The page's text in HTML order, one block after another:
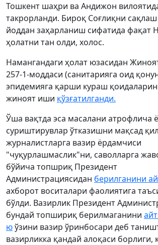
Тошкент шаҳри ва Андижон
такрорланди. Бироқ Соғлиқни
йоддан заҳарланиш сифатида фақат
ҳолатни тан олди, холос.
Намангандаги ҳолат юзасидан
257-1-моддаси (санитарияга оид
эпидемияга қарши кураш
жиноят иши қўзғатилганди.
Ўша вақтда эса масалани атрофлича
суриштирувлар ўтказишни мақсад
журналистларга вазир ёрдамчиси
"чуқурлашмаслик"ни, саволларга
бўйича топшриқ Президент
Администрациясидан берилганини
ахборот воситалари фаолиятига
бўлди. Вазирлик Президент
бундай топшириқ берилмаганини
юўзини вазир ўринбосари деб
вазирликка қандай алоқаси борлиги,